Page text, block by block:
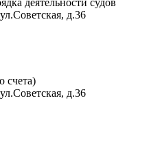
деятельности судов
д.36
счета)
д.36